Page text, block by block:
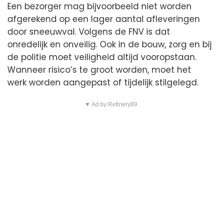
Een bezorger mag bijvoorbeeld niet worden
afgerekend op een lager aantal afleveringen
door sneeuwval. Volgens de FNV is dat
onredelijk en onveilig. Ook in de bouw, zorg en bij
de politie moet veiligheid altijd vooropstaan.
Wanneer risico’s te groot worden, moet het
werk worden aangepast of tijdelijk stilgelegd.
▼ Ad by Refinery89